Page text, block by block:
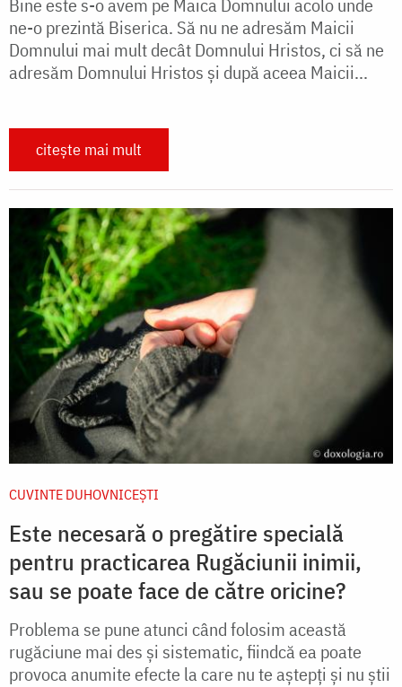
Bine este s-o avem pe Maica Domnului acolo unde
ne-o prezintă Biserica. Să nu ne adresăm Maicii
Domnului mai mult decât Domnului Hristos, ci să ne
adresăm Domnului Hristos și după aceea Maicii...
citește mai mult
CUVINTE DUHOVNICEȘTI
Este necesară o pregătire specială
pentru practicarea Rugăciunii inimii,
sau se poate face de către oricine?
Problema se pune atunci când folosim această
rugăciune mai des și sistematic, fiindcă ea poate
pro­voca anumite efecte la care nu te aștepți și nu știi